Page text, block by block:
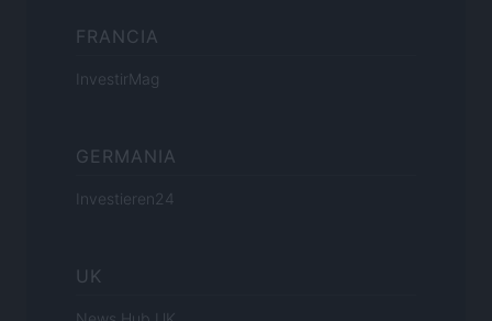
FRANCIA
InvestirMag
GERMANIA
Investieren24
UK